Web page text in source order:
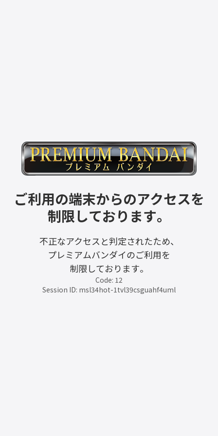
ご利用の端末からのアクセスを
制限しております。
不正なアクセスと判定されたため、
プレミアムバンダイのご利用を
制限しております。
Code: 12
Session ID: msl34hot-1tvl39csguahf4uml